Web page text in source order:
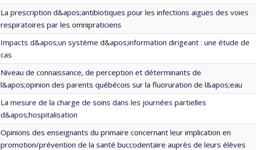
La prescription d&apos;antibiotiques pour les infections aiguës des voies
respiratoires par les omnipraticiens
Impacts d&apos;un système d&apos;information dirigeant : une étude de
cas
Niveau de connaissance, de perception et déterminants de
l&apos;opinion des parents québécois sur la fluoruration de l&apos;eau
La mesure de la charge de soins dans les journées partielles
d&apos;hospitalisation
Opinions des enseignants du primaire concernant leur implication en
promotion/prévention de la santé buccodentaire auprès de leurs élèves